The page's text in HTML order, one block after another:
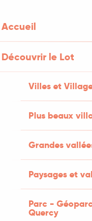
Accueil
Découvrir le Lot
Villes et
Plus beaux
Grandes
Paysages et
Parc -
Quercy
Lavoirs à Aujols
Dimanche 16 août de
Lavoirs à